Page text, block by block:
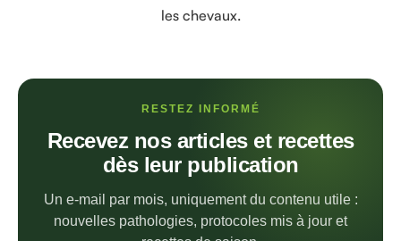
les chevaux.
RESTEZ INFORMÉ
Recevez nos articles et recettes
dès leur publication
Un e-mail par mois, uniquement du contenu utile :
nouvelles pathologies, protocoles mis à jour et